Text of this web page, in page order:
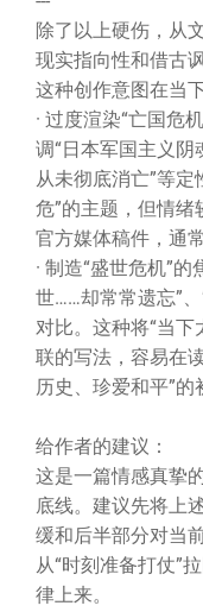
除了以上硬伤，从
现实指向性和借古
这种创作意图在当
· 过度渲染“亡国危
调“日本军国主义阴
从未彻底消亡”等
危”的主题，但情
官方媒体稿件，通
· 制造“盛世危机”
世……却常常遗忘”
对比。这种将“当下
联的写法，容易在
历史、珍爱和平”的
给作者的建议：
这是一篇情感真挚
底线。建议先将上
缓和后半部分对当
从“时刻准备打仗”
律上来。